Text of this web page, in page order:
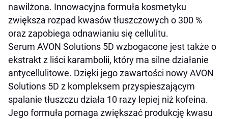
nawilżona. Innowacyjna formuła kosmetyku
zwiększa rozpad kwasów tłuszczowych o 300 %
oraz zapobiega odnawianiu się cellulitu.
Serum AVON Solutions 5D wzbogacone jest także o
ekstrakt z liści karambolii, który ma silne działanie
antycellulitowe. Dzięki jego zawartości nowy AVON
Solutions 5D z kompleksem przyspieszającym
spalanie tłuszczu działa 10 razy lepiej niż kofeina.
Jego formuła pomaga zwiększać produkcję kwasu